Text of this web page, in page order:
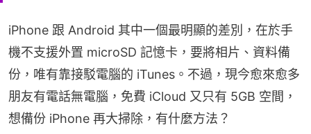
iPhone 跟 Android 其中一個最明顯的差別，在於手
機不支援外置 microSD 記憶卡，要將相片、資料備
份，唯有靠接駁電腦的 iTunes。不過，現今愈來愈多
朋友有電話無電腦，免費 iCloud 又只有 5GB 空間，
想備份 iPhone 再大掃除，有什麼方法？